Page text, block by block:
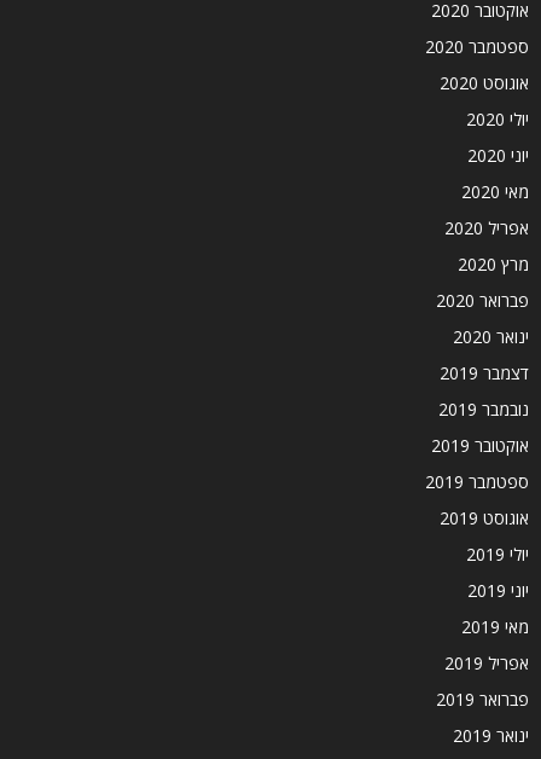
אוקטובר 2020
ספטמבר 2020
אוגוסט 2020
יולי 2020
יוני 2020
מאי 2020
אפריל 2020
מרץ 2020
פברואר 2020
ינואר 2020
דצמבר 2019
נובמבר 2019
אוקטובר 2019
ספטמבר 2019
אוגוסט 2019
יולי 2019
יוני 2019
מאי 2019
אפריל 2019
פברואר 2019
ינואר 2019